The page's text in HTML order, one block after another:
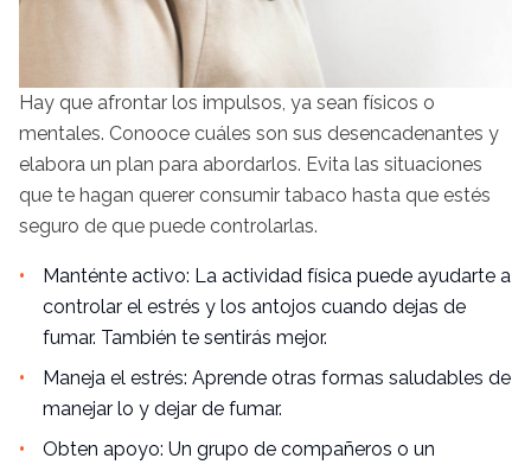
Hay que afrontar los impulsos, ya sean físicos o
mentales. Conooce cuáles son sus desencadenantes y
elabora un plan para abordarlos. Evita las situaciones
que te hagan querer consumir tabaco hasta que estés
seguro de que puede controlarlas.
Manténte activo: La actividad física puede ayudarte a
controlar el estrés y los antojos cuando dejas de
fumar. También te sentirás mejor.
Maneja el estrés: Aprende otras formas saludables de
manejar lo y dejar de fumar.
Obten apoyo: Un grupo de compañeros o un